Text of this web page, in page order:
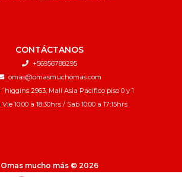
CONTÁCTANOS
+56956788295
omas@omasmuchomas.com
2963, Mall Asia Pacifico piso 0 y 1
10:00 a 18:30hrs / Sab 10:00 a 17:15hrs
Omas mucho más © 2026